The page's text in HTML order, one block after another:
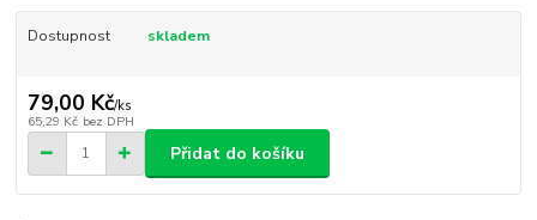
Dostupnost skladem
79,00 Kč/ks
65,29 Kč bez DPH
Přidat do košíku